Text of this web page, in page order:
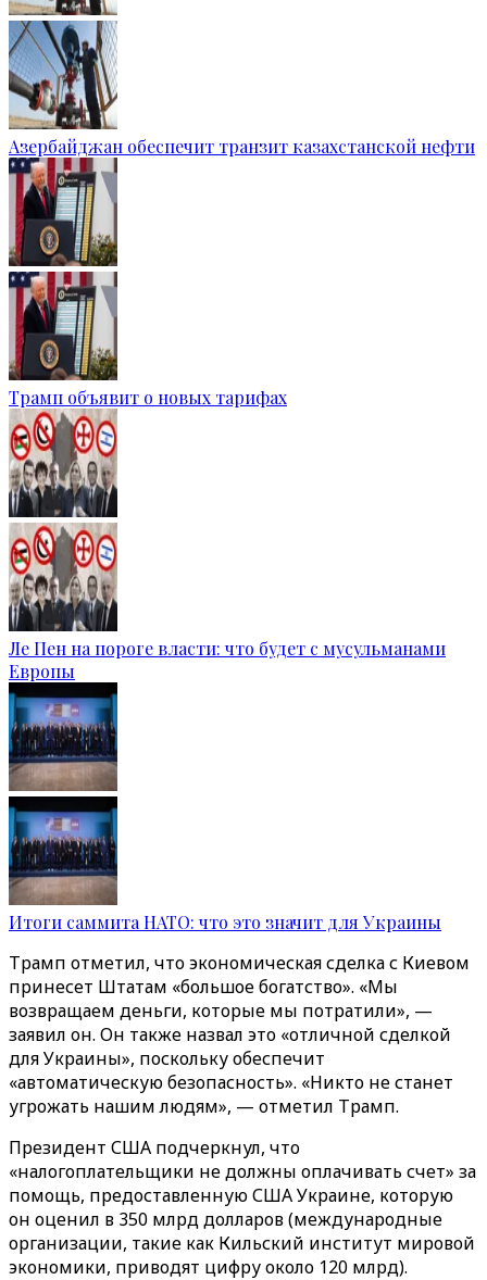
Азербайджан обеспечит транзит казахстанской нефти
Трамп объявит о новых тарифах
Ле Пен на пороге власти: что будет с мусульманами
Европы
Итоги саммита НАТО: что это значит для Украины
Трамп отметил, что экономическая сделка с Киевом
принесет Штатам «большое богатство». «Мы
возвращаем деньги, которые мы потратили», —
заявил он. Он также назвал это «отличной сделкой
для Украины», поскольку обеспечит
«автоматическую безопасность». «Никто не станет
угрожать нашим людям», — отметил Трамп.
Президент США подчеркнул, что
«налогоплательщики не должны оплачивать счет» за
помощь, предоставленную США Украине, которую
он оценил в 350 млрд долларов (международные
организации, такие как Кильский институт мировой
экономики, приводят цифру около 120 млрд).